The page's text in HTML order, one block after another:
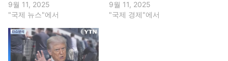
9월 11, 2025
"국제 뉴스"에서
9월 11, 2025
"국제 경제"에서